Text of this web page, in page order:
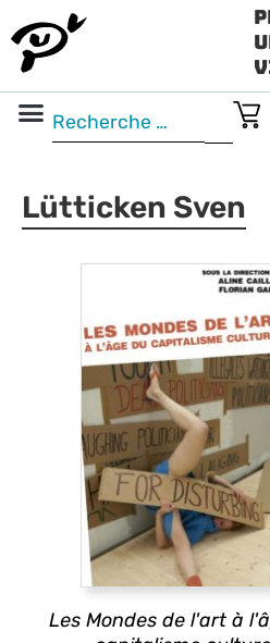
Lütticken Sven
Les Mondes de l'art à